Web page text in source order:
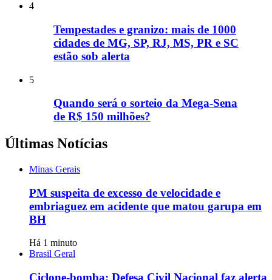
4
Tempestades e granizo: mais de 1000
cidades de MG, SP, RJ, MS, PR e SC
estão sob alerta
5
Quando será o sorteio da Mega-Sena
de R$ 150 milhões?
Últimas Notícias
Minas Gerais
PM suspeita de excesso de velocidade e
embriaguez em acidente que matou garupa em
BH
Há 1 minuto
Brasil Geral
Ciclone-bomba: Defesa Civil Nacional faz alerta